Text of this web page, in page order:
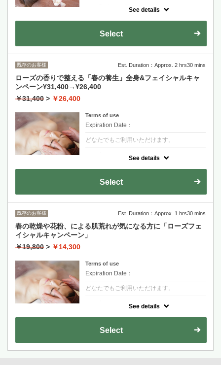
を解き放つ養生タイム。贅沢なロースオイル
を使用し、肝の反射区をホットストーンで温
め緩めるコース。
See details
Select
既存のお客様 Est. Duration：Approx. 2 hrs30 mins
ローズの香りで整える「春の養生」全身&フェイシャルキャ
ンペーン¥31,400→¥26,400
￥31,400 > ￥26,400
Terms of use
Expiration Date：
どなたでもご利用いただけます。
を解き放つ養生タイム。贅沢なロースオイル
を使用し、肝の反射区をホットストーンで温
め緩めるコース。
See details
Select
既存のお客様 Est. Duration：Approx. 1 hrs30 mins
春の乾燥や花粉、による肌荒れが気になる方に「ローズフェ
イシャルキャンペーン」
￥19,800 > ￥14,300
Terms of use
Expiration Date：
どなたでもご利用いただけます。
リング。ローズオイルでお顔だけでなく。デ
コルテ、肩までしっかりドレナージュ。
19800→14300
See details
Select